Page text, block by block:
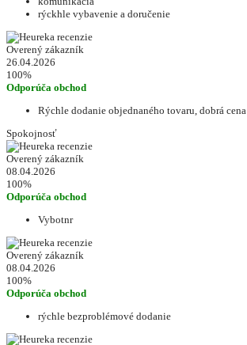
rýckhle vybavenie a doručenie
Overený zákazník
26.04.2026
100%
Odporúča obchod
Rýchle dodanie objednaného tovaru, dobrá cena
Spokojnosť
Overený zákazník
08.04.2026
100%
Odporúča obchod
Vybotnr
Overený zákazník
08.04.2026
100%
Odporúča obchod
rýchle bezproblémové dodanie